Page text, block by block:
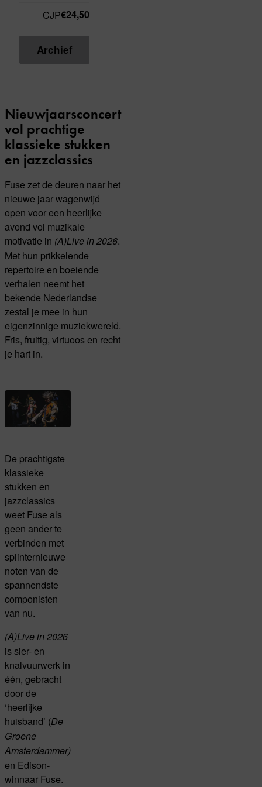
CJP€24,50
Archief
Nieuwjaarsconcert
vol prachtige
klassieke stukken
en jazzclassics
Fuse zet de deuren naar het
nieuwe jaar wagenwijd
open voor een heerlijke
avond vol muzikale
motivatie in (A)Live in 2026.
Met hun prikkelende
repertoire en boeiende
verhalen neemt het
bekende Nederlandse
zestal je mee in hun
eigenzinnige muziekwereld.
Fris, fruitig, virtuoos en recht
je hart in.
De prachtigste
klassieke
stukken en
jazzclassics
weet Fuse als
geen ander te
verbinden met
splinternieuwe
noten van de
spannendste
componisten
van nu.
(A)Live in 2026
is sier- en
knalvuurwerk in
één, gebracht
door de
‘heerlijke
huisband’ (De
Groene
Amsterdammer)
en Edison-
winnaar Fuse.